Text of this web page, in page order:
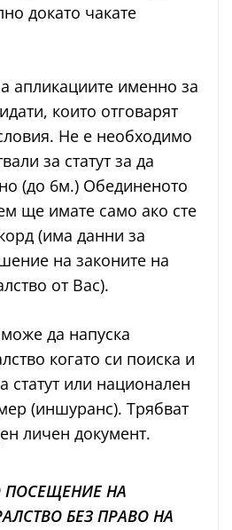
докато чакате
апликациите именно за
които отговарят
Не е необходимо
за статут за да
(до 6м.) Обединеното
ще имате само ако сте
(има данни за
на законите на
от Вас).
да напуска
когато си поиска и
статут или национален
(иншуранс). Трябват
личен документ.
ПОСЕЩЕНИЕ НА
БЕЗ ПРАВО НА